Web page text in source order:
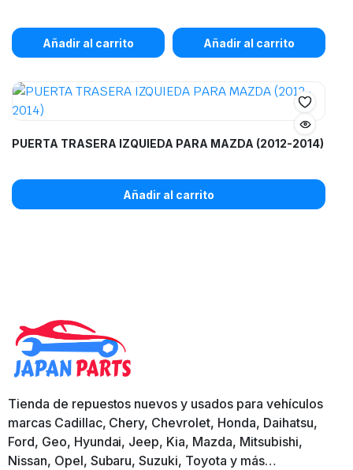
Añadir al carrito Añadir al carrito
PUERTA TRASERA IZQUIEDA PARA MAZDA (2012-2014)
Añadir al carrito
Tienda de repuestos nuevos y usados para vehículos
marcas Cadillac, Chery, Chevrolet, Honda, Daihatsu,
Ford, Geo, Hyundai, Jeep, Kia, Mazda, Mitsubishi,
Nissan, Opel, Subaru, Suzuki, Toyota y más…